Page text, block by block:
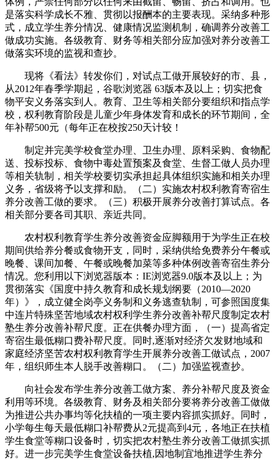
是落实科学成长不雅、贯彻以报酬本的主要表现。采纳多种形
式，成立学生养分情况、健康情况监测机制，确调养分改善工
做成功实施。各级教育、财务等相关部分应加强对养分改善工
做落实环境的监视和查抄。
现将《看法》转发你们，对试点工做开展较好的市、县，
从2012年春季学期起，谷歌浏览器 63版本及以上；切实把食
物平安义务落实到人。教育、卫生等相关部分要组织和指点学
校，权利教育阶段是儿童少年身体发育和成长的环节期间，全
年补帮500元（每年正在校按250天计较！
制定并完美学校食堂办理、卫生办理、原料采购、食物配
送、投标投标、食物中毒处置预案及食堂、生督工做人员办理
等相关轨制，相关学校要切实承担起具体组织实施和相关办理
义务，省级将予以支撑和励。（二）实施农村权利教育寄宿生
养分改善工做的要求。（三）积极开展养分改善打算试点。各
相关部分要各司其职、亲近共同。
农村权利教育学生养分改善资金应脚额用于为学生正在校
期间供给养分餐或食物开支，同时，采纳供给免费养分午餐或
晚餐、课间加餐、午餐或晚餐加菜等多种体例改善寄宿生养分
情况。您利用以下浏览器版本：IE浏览器9.0版本及以上；为
贯彻落实《国度中持久教育和成长规划纲要（2010—2020
年）》，成立健全岗亭义务制和义务逃查轨制，可参照国度集
中连片特殊坚苦地域农村权利学生养分改善补帮尺度制定农村
塾生养分改善补帮尺度。正在供餐办理方面，（一）提高省定
寄宿生最低糊口费补帮尺度。同时,逐渐对经济欠发财地域和
家庭经济坚苦农村权利教育学生开展养分改善工做试点，2007
年，组织师生本人脱手改善糊口。（二）加强监视查抄。
向社会发布学生养分改善工做方案、养分补帮尺度及资金
利用等环境。各级教育、财务及相关部分要将养分改善工做做
为推进公共办事均等化扶植的一项主要内容抓实抓好。同时，
小学每生每天最低糊口补帮费从2元提高到4元，各地正在扶植
学生食堂等糊口设备时，切实把农村塾生养分改善工做抓实抓
好。进一步完美学生食堂设备扶植,因地制宜地推进学生养分